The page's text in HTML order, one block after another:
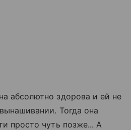
абсолютно здорова и ей не
Тогда она
просто чуть позже... А